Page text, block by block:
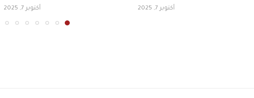
أكتوبر 7, 2025 أكتوبر 7, 2025